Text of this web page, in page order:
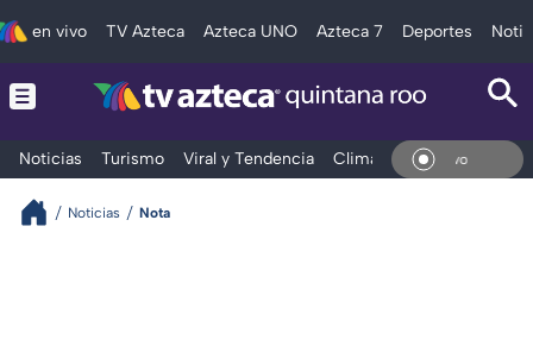
en vivo TV Azteca Azteca UNO Azteca 7 Deportes
Noticias Turismo Viral y Tendencia Clima Tráfico En
Noticias Nota